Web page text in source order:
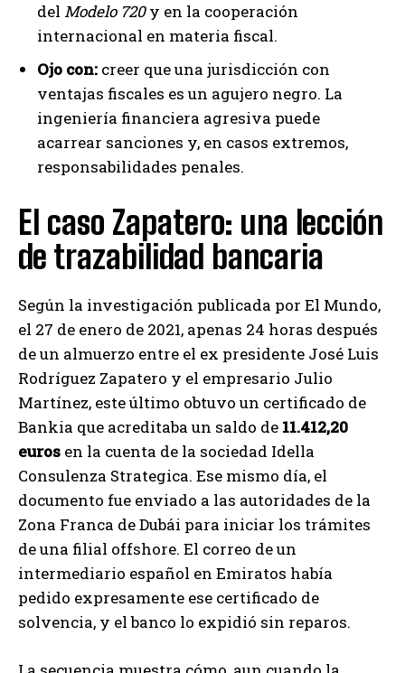
del Modelo 720y en la cooperación
internacional en materia fiscal.
Ojo con: creer que una jurisdicción con
ventajas fiscales es un agujero negro. La
ingeniería financiera agresiva puede
acarrear sanciones y, en casos extremos,
responsabilidades penales.
El caso Zapatero: una lección
de trazabilidad bancaria
Según la investigación publicada por El Mundo,
el 27 de enero de 2021, apenas 24 horas después
de un almuerzo entre el ex presidente José Luis
Rodríguez Zapatero y el empresario Julio
Martínez, este último obtuvo un certificado de
Bankia que acreditaba un saldo de 11.412,20
euros en la cuenta de la sociedad Idella
Consulenza Strategica. Ese mismo día, el
documento fue enviado a las autoridades de la
Zona Franca de Dubái para iniciar los trámites
de una filial offshore. El correo de un
intermediario español en Emiratos había
pedido expresamente ese certificado de
solvencia, y el banco lo expidió sin reparos.